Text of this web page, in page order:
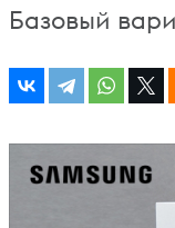
Базовый